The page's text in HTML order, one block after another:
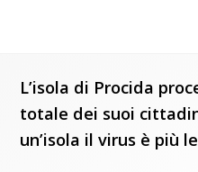
L’isola di Procida
totale dei suoi
un’isola il virus è più